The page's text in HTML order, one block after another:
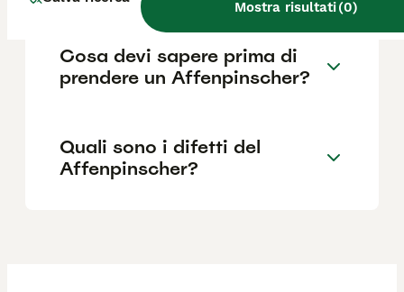
Mostra risultati(0)
Cosa devi sapere prima di
prendere un Affenpinscher?
Quali sono i difetti del
Affenpinscher?